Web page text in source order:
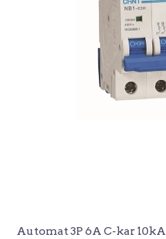
Automat 3P 6A C-kar 10kA